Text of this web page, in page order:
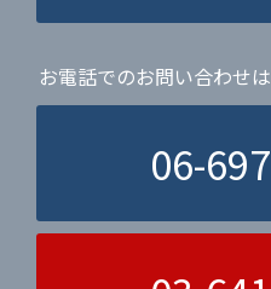
お電話でのお問い合わせ
06-